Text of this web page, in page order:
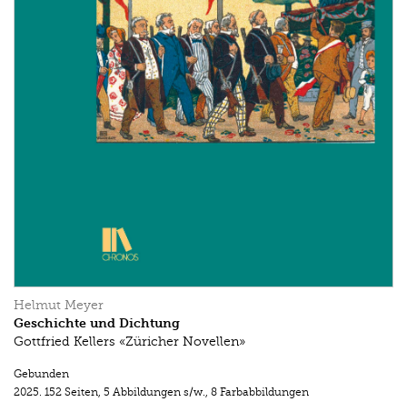
Helmut Meyer
Geschichte und Dichtung
Gottfried Kellers «Züricher Novellen»
Gebunden
2025. 152 Seiten, 5 Abbildungen s/w., 8 Farbabbildungen